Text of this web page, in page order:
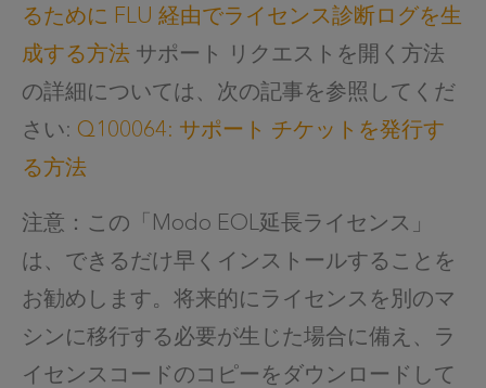
るために FLU 経由でライセンス診断ログを生
成する方法 サポート リクエストを開く方法
の詳細については、次の記事を参照してくだ
さい: Q100064: サポート チケットを発行す
る方法
注意：この「Modo EOL延長ライセンス」
は、できるだけ早くインストールすることを
お勧めします。将来的にライセンスを別のマ
シンに移行する必要が生じた場合に備え、ラ
イセンスコードのコピーをダウンロードして